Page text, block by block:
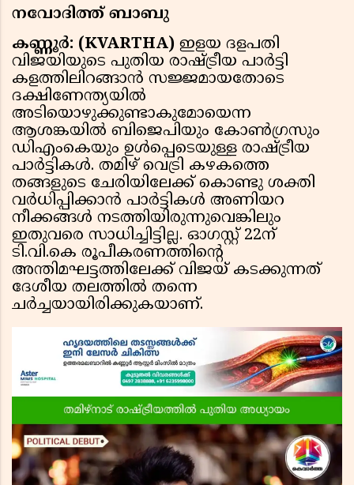
നവോദിത്ത് ബാബു
കണ്ണൂർ: (KVARTHA) ഇളയ ദളപതി
വിജയിയുടെ പുതിയ രാഷ്ട്രീയ പാർട്ടി
കളത്തിലിറങ്ങാൻ സജ്ജമായതോടെ
ദക്ഷിണേന്ത്യയിൽ
അടിയൊഴുക്കുണ്ടാകുമോയെന്ന
ആശങ്കയിൽ ബിജെപിയും കോൺഗ്രസും
ഡിഎംകെയും ഉൾപ്പെടെയുള്ള രാഷ്ട്രീയ
പാർട്ടികൾ. തമിഴ് വെട്രി കഴകത്തെ
തങ്ങളുടെ ചേരിയിലേക്ക് കൊണ്ടു ശക്തി
വർധിപ്പിക്കാൻ പാർട്ടികൾ അണിയറ
നീക്കങ്ങൾ നടത്തിയിരുന്നുവെങ്കിലും
ഇതുവരെ സാധിച്ചിട്ടില്ല. ഓഗസ്റ്റ് 22ന്
ടി.വി.കെ രൂപീകരണത്തിൻ്റെ
അന്തിമഘട്ടത്തിലേക്ക് വിജയ് കടക്കുന്നത്
ദേശീയ തലത്തിൽ തന്നെ
ചർച്ചയായിരിക്കുകയാണ്.